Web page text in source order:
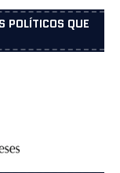
POLÍTICOS QUE